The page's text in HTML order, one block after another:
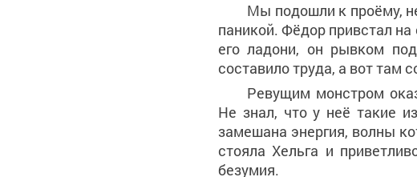
Мы подошли к проёму,
паникой. Фёдор привстал на
его ладони, он рывком
составило труда, а вот там
Ревущим монстром
Не знал, что у неё такие
замешана энергия, волны
стояла Хельга и
безумия.